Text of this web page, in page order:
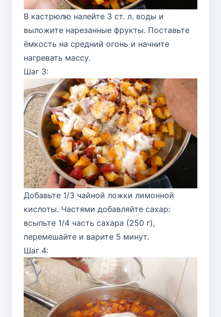
В кастрюлю налейте 3 ст. л. воды и
выложите нарезанные фрукты. Поставьте
ёмкость на средний огонь и начните
нагревать массу.
Шаг 3:
Добавьте 1/3 чайной ложки лимонной
кислоты. Частями добавляйте сахар:
всыпьте 1/4 часть сахара (250 г),
перемешайте и варите 5 минут.
Шаг 4: